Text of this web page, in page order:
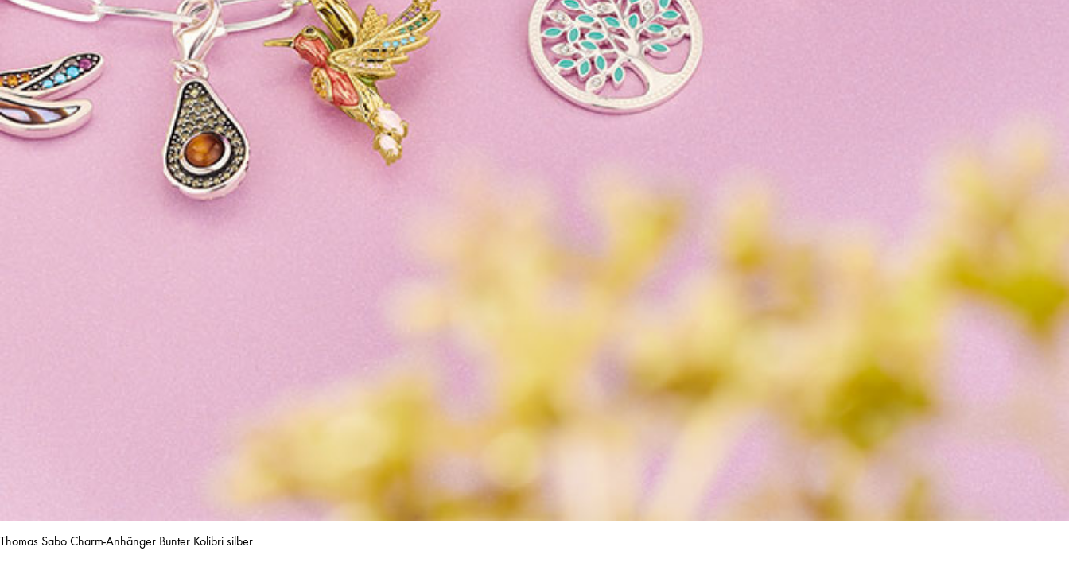
Thomas Sabo Charm-Anhänger Bunter Kolibri silber